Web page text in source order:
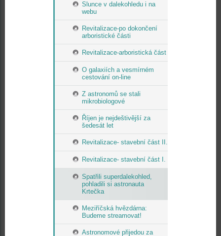
Slunce v dalekohledu i na
webu
Revitalizace-po dokončení
arboristické části
Revitalizace-arboristická část
O galaxiích a vesmírném
cestování on-line
Z astronomů se stali
mikrobiologové
Říjen je nejdeštivější za
šedesát let
Revitalizace- stavební část II.
Revitalizace- stavební část I.
Spatřili superdalekohled,
pohladili si astronauta
Krtečka
Meziříčská hvězdárna:
Budeme streamovat!
Astronomové přijedou za